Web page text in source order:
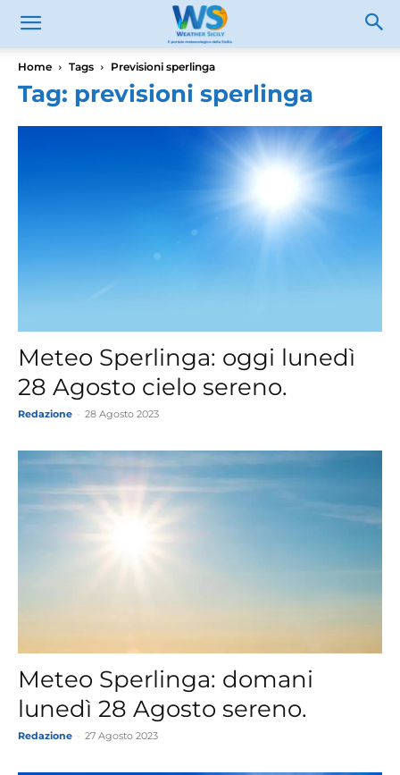
Home Tags Previsioni sperlinga
Tag: previsioni sperlinga
Meteo Sperlinga: oggi lunedì
28 Agosto cielo sereno.
Redazione 28 Agosto 2023
Meteo Sperlinga: domani
lunedì 28 Agosto sereno.
Redazione 27 Agosto 2023